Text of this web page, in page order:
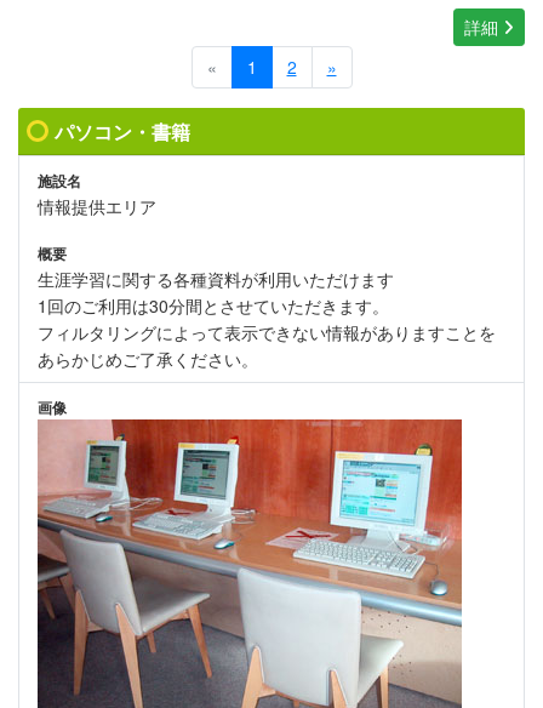
詳細
«
1 2 »
パソコン・書籍
施設名
情報提供エリア
概要
生涯学習に関する各種資料が利用いただけます
1回のご利用は30分間とさせていただきます。
フィルタリングによって表示できない情報がありますことを
あらかじめご了承ください。
画像